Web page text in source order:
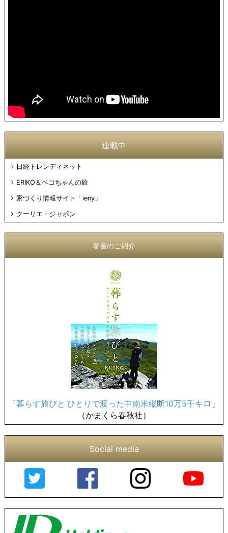
連載中
日経トレンディネット
ERIKO＆ペコちゃんの旅
家づくり情報サイト「ieny」
クーリエ・ジャポン
著書のご紹介
「暮らす旅びと ひとりで渡った中南米縦断10万5千キロ 」
（かまくら春秋社）
Social media